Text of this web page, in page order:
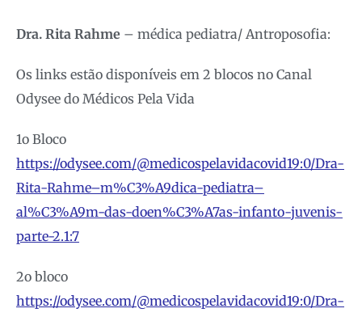
Dra. Rita Rahme – médica pediatra/ Antroposofia:
Os links estão disponíveis em 2 blocos no Canal
Odysee do Médicos Pela Vida
1o Bloco
https://odysee.com/@medicospelavidacovid19:0/Dra-
Rita-Rahme–m%C3%A9dica-pediatra–
al%C3%A9m-das-doen%C3%A7as-infanto-juvenis-
parte-2.1:7
2o bloco
https://odysee.com/@medicospelavidacovid19:0/Dra-